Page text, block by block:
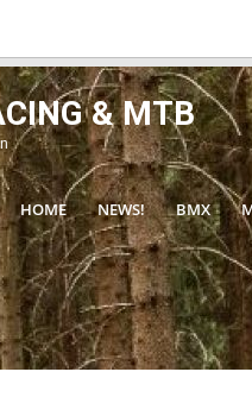
& MTB
HOME NEWS! BMX